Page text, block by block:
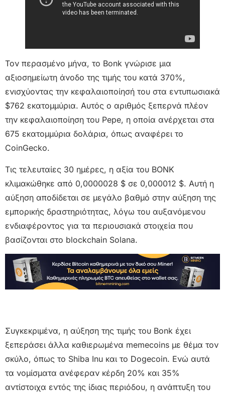
Τον περασμένο μήνα, το Bonk γνώρισε μια
αξιοσημείωτη άνοδο της τιμής του κατά 370%,
ενισχύοντας την κεφαλαιοποίησή του στα εντυπωσιακά
$762 εκατομμύρια. Αυτός ο αριθμός ξεπερνά πλέον
την κεφαλαιοποίηση του Pepe, η οποία ανέρχεται στα
675 εκατομμύρια δολάρια, όπως αναφέρει το
CoinGecko.
Τις τελευταίες 30 ημέρες, η αξία του BONK
κλιμακώθηκε από 0,0000028 $ σε 0,000012 $. Αυτή η
αύξηση αποδίδεται σε μεγάλο βαθμό στην αύξηση της
εμπορικής δραστηριότητας, λόγω του αυξανόμενου
ενδιαφέροντος για τα περιουσιακά στοιχεία που
βασίζονται στο blockchain Solana.
Συγκεκριμένα, η αύξηση της τιμής του Bonk έχει
ξεπεράσει άλλα καθιερωμένα memecoins με θέμα τον
σκύλο, όπως το Shiba Inu και το Dogecoin. Ενώ αυτά
τα νομίσματα ανέφεραν κέρδη 20% και 35%
αντίστοιχα εντός της ίδιας περιόδου, η ανάπτυξη του